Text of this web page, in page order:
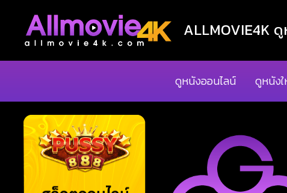
ALLMOVIE4K
ดูหนังออนไลน์ ดูหนัง